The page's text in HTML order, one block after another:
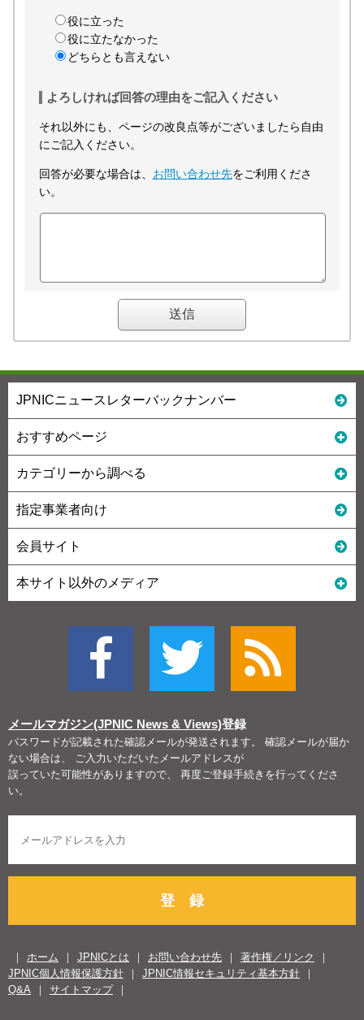
役に立った
役に立たなかった
どちらとも言えない
よろしければ回答の理由をご記入ください
それ以外にも、ページの改良点等がございましたら自由
にご記入ください。
回答が必要な場合は、 お問い合わせ先をご利用くださ
い。
JPNICニュースレターバックナンバー
おすすめページ
カテゴリーから調べる
指定事業者向け
会員サイト
本サイト以外のメディア
メールマガジン(JPNIC News & Views)登録
パスワードが記載された確認メールが発送されます。 確認メールが届か
ない場合は、 ご入力いただいたメールアドレスが
誤っていた可能性がありますので、 再度ご登録手続きを行ってくださ
い。
登 録
ホーム JPNICとは お問い合わせ先
著作権／リンク
JPNIC個人情報保護方針
JPNIC情報セキュリティ基本方針
Q&A
サイトマップ